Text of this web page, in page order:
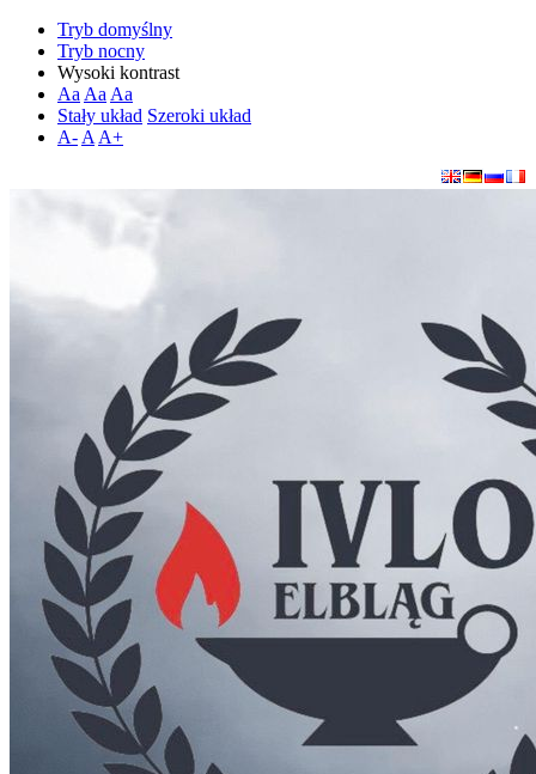
Tryb domyślny
Tryb nocny
Wysoki kontrast
Aa Aa Aa
Stały układ Szeroki układ
A- A A+